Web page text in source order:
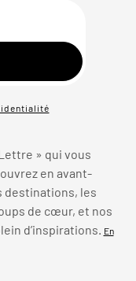
» qui vous
en avant-
destinations, les
de cœur, et nos
d’inspirations.
En